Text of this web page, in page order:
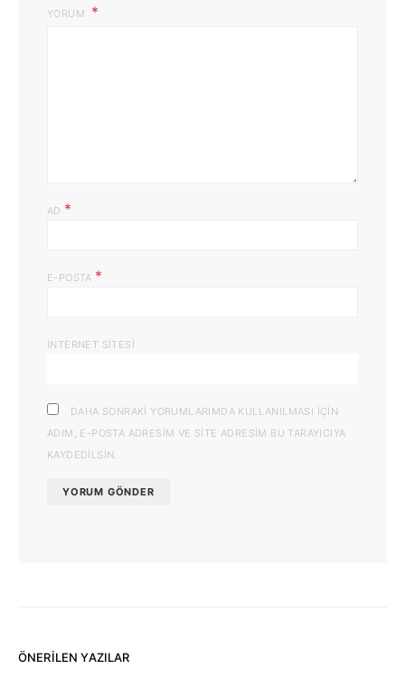
YORUM
AD *
E-POSTA *
İNTERNET SITESI
DAHA SONRAKI YORUMLARIMDA KULLANILMASI IÇIN
ADIM, E-POSTA ADRESIM VE SITE ADRESIM BU TARAYICIYA
KAYDEDILSIN.
ÖNERILEN YAZILAR